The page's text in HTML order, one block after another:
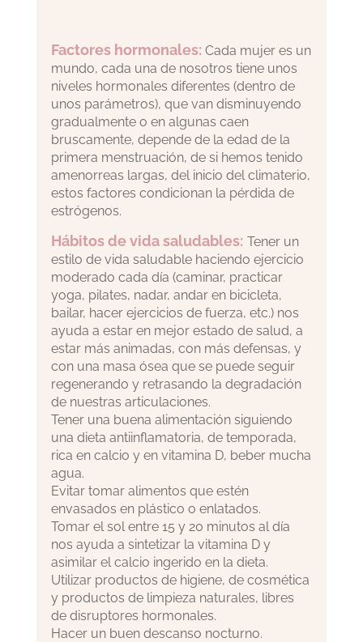
Factores hormonales: Cada mujer es un
mundo, cada una de nosotros tiene unos
niveles hormonales diferentes (dentro de
unos parámetros), que van disminuyendo
gradualmente o en algunas caen
bruscamente, depende de la edad de la
primera menstruación, de si hemos tenido
amenorreas largas, del inicio del climaterio,
estos factores condicionan la pérdida de
estrógenos.
Hábitos de vida saludables: Tener un
estilo de vida saludable haciendo ejercicio
moderado cada día (caminar, practicar
yoga, pilates, nadar, andar en bicicleta,
bailar, hacer ejercicios de fuerza, etc.) nos
ayuda a estar en mejor estado de salud, a
estar más animadas, con más defensas, y
con una masa ósea que se puede seguir
regenerando y retrasando la degradación
de nuestras articulaciones.
Tener una buena alimentación siguiendo
una dieta antiinflamatoria, de temporada,
rica en calcio y en vitamina D, beber mucha
agua.
Evitar tomar alimentos que estén
envasados ​​en plástico o enlatados.
Tomar el sol entre 15 y 20 minutos al día
nos ayuda a sintetizar la vitamina D y
asimilar el calcio ingerido en la dieta.
Utilizar productos de higiene, de cosmética
y productos de limpieza naturales, libres
de disruptores hormonales.
Hacer un buen descanso nocturno.